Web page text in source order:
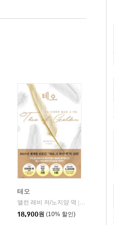
테오
앨런 레비 저/노지양 역
오팬하우스
18,900원 (10% 할인)